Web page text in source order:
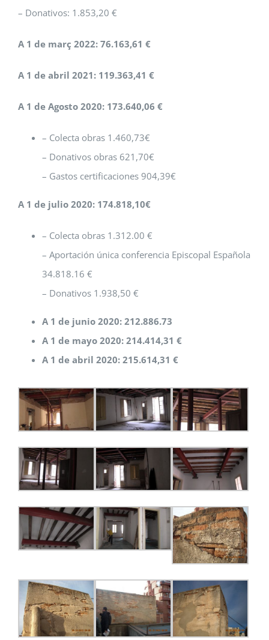
– Donativos: 1.853,20 €
A 1 de març 2022: 76.163,61 €
A 1 de abril 2021: 119.363,41 €
A 1 de Agosto 2020: 173.640,06 €
– Colecta obras 1.460,73€
– Donativos obras 621,70€
– Gastos certificaciones 904,39€
A 1 de julio 2020: 174.818,10€
– Colecta obras 1.312.00 €
– Aportación única conferencia Episcopal Española
34.818.16 €
– Donativos 1.938,50 €
A 1 de junio 2020: 212.886.73
A 1 de mayo 2020: 214.414,31 €
A 1 de abril 2020: 215.614,31 €